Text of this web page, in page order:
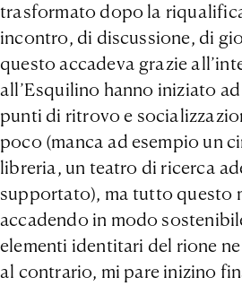
trasformato dopo la
incontro, di discussione, di
questo accadeva grazie
all’Esquilino hanno iniziato
punti di ritrovo e
poco (manca ad esempio un
libreria, un teatro di ricerca
supportato), ma tutto questo
accadendo in modo
elementi identitari del rione
al contrario, mi pare inizino